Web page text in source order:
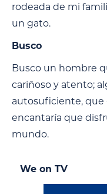
rodeada de mi
un gato.
Busco
Busco un hombre
cariñoso y atento;
autosuficiente, que
encantaría que
mundo.
We on TV